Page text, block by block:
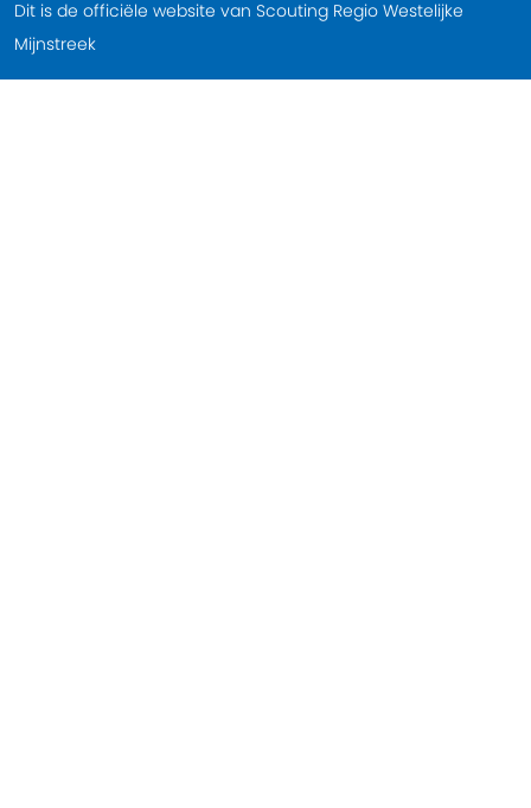
Dit is de officiële website van Scouting Regio Westelijke
Mijnstreek